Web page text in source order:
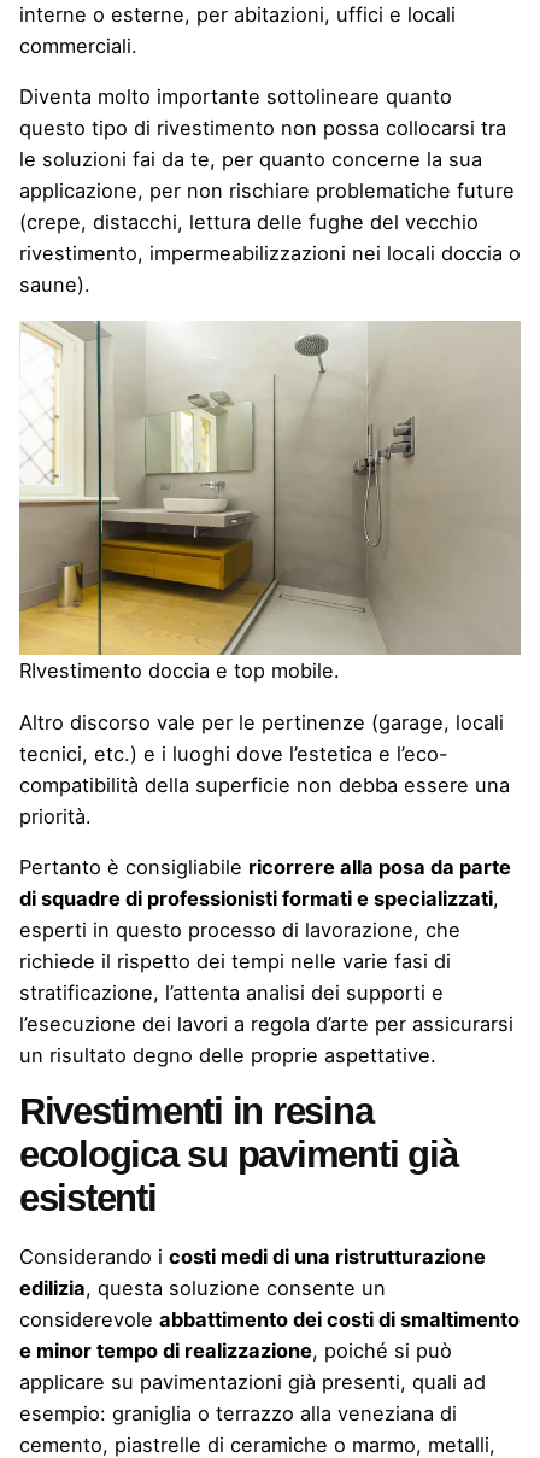
interne o esterne, per abitazioni, uffici e locali
commerciali.
Diventa molto importante sottolineare quanto
questo tipo di rivestimento non possa collocarsi tra
le soluzioni fai da te, per quanto concerne la sua
applicazione, per non rischiare problematiche future
(crepe, distacchi, lettura delle fughe del vecchio
rivestimento, impermeabilizzazioni nei locali doccia o
saune).
RIvestimento doccia e top mobile.
Altro discorso vale per le pertinenze (garage, locali
tecnici, etc.) e i luoghi dove l’estetica e l’eco-
compatibilità della superficie non debba essere una
priorità.
Pertanto è consigliabile ricorrere alla posa da parte
di squadre di professionisti formati e specializzati,
esperti in questo processo di lavorazione, che
richiede il rispetto dei tempi nelle varie fasi di
stratificazione, l’attenta analisi dei supporti e
l’esecuzione dei lavori a regola d’arte per assicurarsi
un risultato degno delle proprie aspettative.
Rivestimenti in resina
ecologica su pavimenti già
esistenti
Considerando i costi medi di una ristrutturazione
edilizia, questa soluzione consente un
considerevole abbattimento dei costi di smaltimento
e minor tempo di realizzazione, poiché si può
applicare su pavimentazioni già presenti, quali ad
esempio: graniglia o terrazzo alla veneziana di
cemento, piastrelle di ceramiche o marmo, metalli,